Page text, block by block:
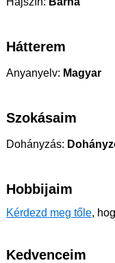
Hátterem
Anyanyelv: Magyar
Szokásaim
Dohányzás:
Hobbijaim
Kérdezd meg tőle,
Kedvenceim